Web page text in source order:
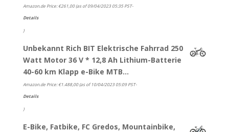
Amazon.de Price:€261,00(as of 09/04/2023 05:35 PST-
Details
)
Unbekannt Rich BIT Elektrische Fahrrad 250
Watt Motor 36 V * 12,8 Ah Lithium-Batterie
40-60 km Klapp e-Bike MTB…
Amazon.de Price:€1.488,00(as of 10/04/2023 05:09 PST-
Details
)
E-Bike, Fatbike, FC Gredos, Mountainbike,